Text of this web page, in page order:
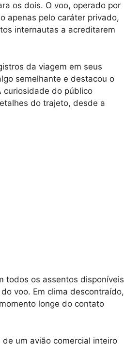
os dois. O voo, operado por
apenas pelo caráter privado,
internautas a acreditarem
da viagem em seus
semelhante e destacou o
curiosidade do público
do trajeto, desde a
todos os assentos disponíveis
voo. Em clima descontraído,
longe do contato
um avião comercial inteiro